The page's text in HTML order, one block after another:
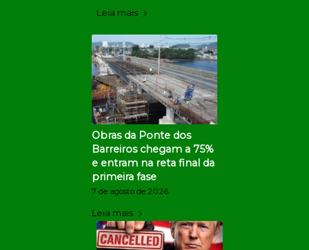
Leia mais
Obras da Ponte dos
Barreiros chegam a 75%
e entram na reta final da
primeira fase
7 de agosto de 2026
Leia mais